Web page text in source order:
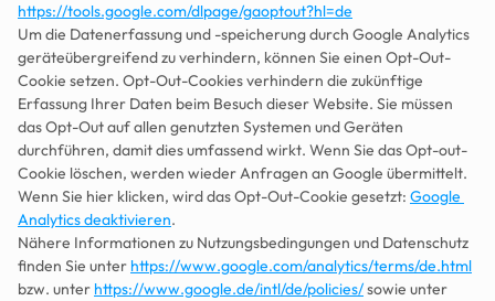
https://tools.google.com/dlpage/gaoptout?hl=de
Um die Datenerfassung und -speicherung durch Google Analytics
geräteübergreifend zu verhindern, können Sie einen Opt-Out-
Cookie setzen. Opt-Out-Cookies verhindern die zukünftige
Erfassung Ihrer Daten beim Besuch dieser Website. Sie müssen
das Opt-Out auf allen genutzten Systemen und Geräten
durchführen, damit dies umfassend wirkt. Wenn Sie das Opt-out-
Cookie löschen, werden wieder Anfragen an Google übermittelt.
Wenn Sie hier klicken, wird das Opt-Out-Cookie gesetzt: Google
Analytics deaktivieren.
Nähere Informationen zu Nutzungsbedingungen und Datenschutz
finden Sie unter https://www.google.com/analytics/terms/de.html
bzw. unter https://www.google.de/intl/de/policies/